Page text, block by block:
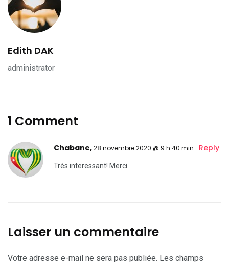
Edith DAK
administrator
1 Comment
Chabane,28 novembre 2020 @ 9 h 40 min Reply
Très interessant! Merci
Laisser un commentaire
Votre adresse e-mail ne sera pas publiée. Les champs